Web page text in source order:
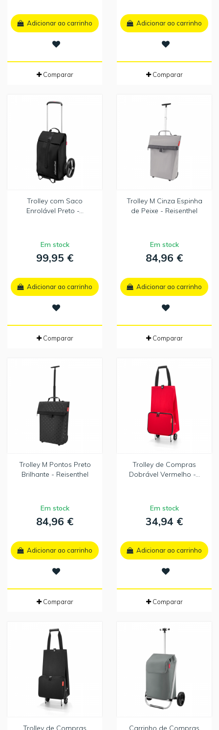
Adicionar ao carrinho
Comparar
Adicionar ao carrinho
Comparar
Trolley com Saco
Enrolável Preto -...
Em stock
99,95 €
Adicionar ao carrinho
Comparar
Trolley M Cinza Espinha
de Peixe - Reisenthel
Em stock
84,96 €
Adicionar ao carrinho
Comparar
Trolley M Pontos Preto
Brilhante - Reisenthel
Em stock
84,96 €
Adicionar ao carrinho
Comparar
Trolley de Compras
Dobrável Vermelho -...
Em stock
34,94 €
Adicionar ao carrinho
Comparar
Trolley de Compras Carrinho de Compras